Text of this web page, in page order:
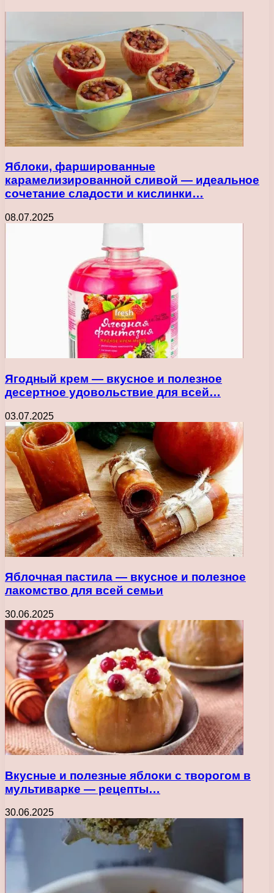
Яблоки, фаршированные
карамелизированной сливой — идеальное
сочетание сладости и кислинки…
08.07.2025
Ягодный крем — вкусное и полезное
десертное удовольствие для всей…
03.07.2025
Яблочная пастила — вкусное и полезное
лакомство для всей семьи
30.06.2025
Вкусные и полезные яблоки с творогом в
мультиварке — рецепты…
30.06.2025